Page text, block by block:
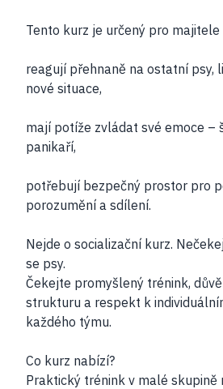
Tento kurz je určený pro
reagují přehnaně na ostatní psy,
nové situace,
mají potíže zvládat své emoce –
panikaří,
potřebují bezpečný prostor pro
porozumění a sdílení.
Nejde o socializační kurz.
se psy.
Čekejte promyšlený trénink,
strukturu a respekt k
každého týmu.
Co kurz nabízí?
Praktický trénink v malé skupině